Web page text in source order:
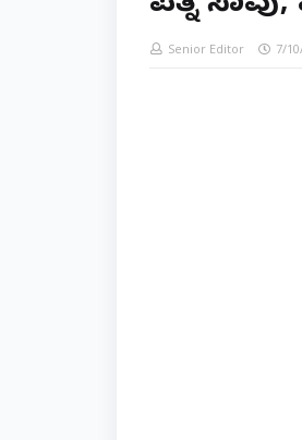
Senior Editor 7/